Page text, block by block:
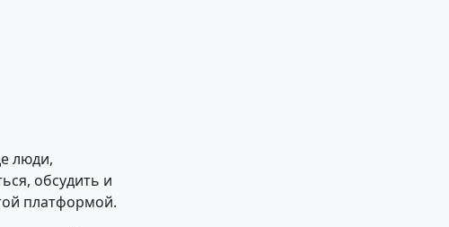
люди,
обсудить и
платформой.